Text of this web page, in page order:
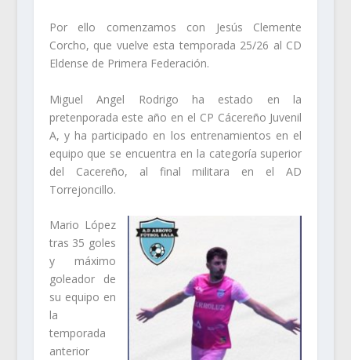
Por ello comenzamos con Jesús Clemente
Corcho, que vuelve esta temporada 25/26 al CD
Eldense de Primera Federación.
Miguel Angel Rodrigo ha estado en la
pretenporada este año en el CP Cácereño Juvenil
A, y ha participado en los entrenamientos en el
equipo que se encuentra en la categoría superior
del Cacereño, al final militara en el AD
Torrejoncillo.
Mario López
tras 35 goles
y máximo
goleador de
su equipo en
la
temporada
anterior